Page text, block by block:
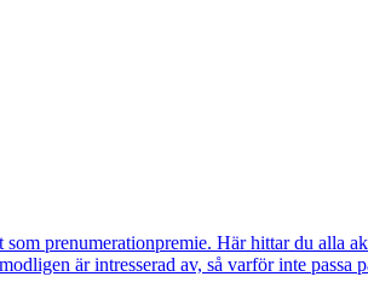
prenumerationpremie. Här hittar du alla
är intresserad av, så varför inte